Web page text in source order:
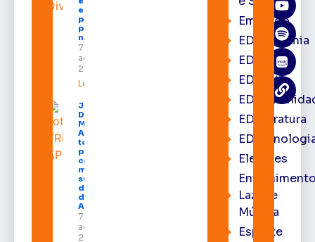
e aumenta
procura
por hotéis
na capital
7 de
agosto de
2026
Leia mais »
Juiz
Diego
Moura de
Araújo
toma
posse
como
membro
substituto
do Pleno
do TRE-
AP
7 de
agosto de
2026
Emprego
EDacademia
EDbrasília
EDcast
EDliteratura
Eleições
Lazer e
Música
Esporte